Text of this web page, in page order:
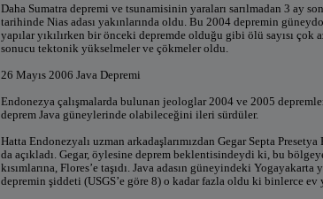
Daha Sumatra depremi ve tsunamisinin yaraları sarılmadan 3 ay
tarihinde Nias adası yakınlarında oldu. Bu 2004 depremin
yapılar yıkılırken bir önceki depremde olduğu gibi ölü sayısı çok
sonucu tektonik yükselmeler ve çökmeler oldu.
26 Mayıs 2006 Java Depremi
Endonezya çalışmalarda bulunan jeologlar 2004 ve 2005
deprem Java güneylerinde olabileceğini ileri sürdüler.
Hatta Endonezyalı uzman arkadaşlarımızdan Gegar Septa
da açıkladı. Gegar, öylesine deprem beklentisindeydi ki, bu
kısımlarına, Flores’e taşıdı. Java adasın güneyindeki
depremin şiddeti (USGS’e göre 8) o kadar fazla oldu ki binlerce ev